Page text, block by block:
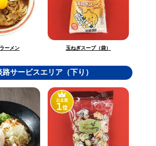
ーメン 玉ねぎスープ（袋）
路サービスエリア（下り）